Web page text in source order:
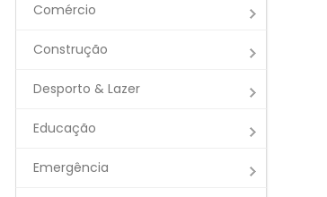
Comércio
Construção
Desporto & Lazer
Educação
Emergência